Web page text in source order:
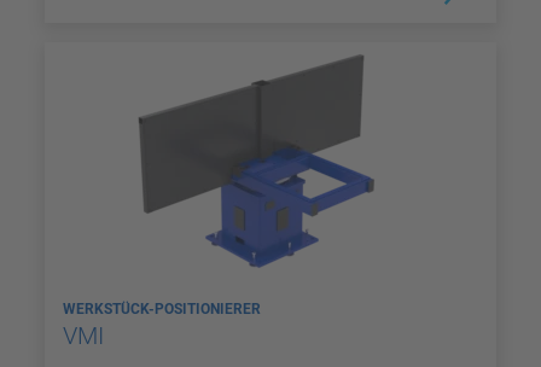
WERKSTÜCK-POSITIONIERER
VMI